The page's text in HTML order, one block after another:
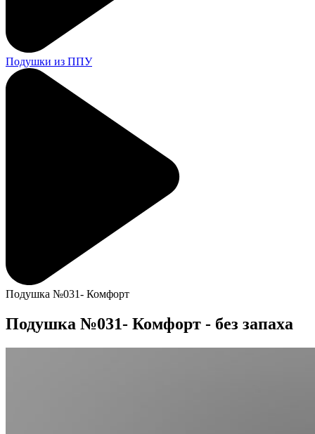
Подушки из ППУ
Подушка №031- Комфорт
Подушка №031- Комфорт - без запаха